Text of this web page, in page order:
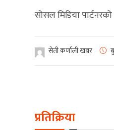
सोसल मिडिया
सेती कर्णाली खबर
प्रतिक्रिया